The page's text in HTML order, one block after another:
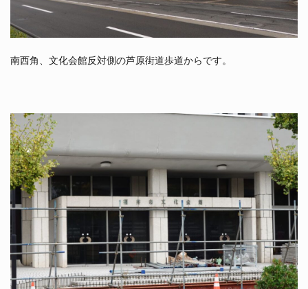
南西角、文化会館反対側の芦原街道歩道からです。